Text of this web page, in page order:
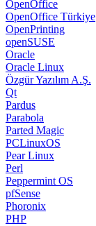
OpenOffice
OpenOffice Türkiye
OpenPrinting
openSUSE
Oracle
Oracle Linux
Özgür Yazılım A.Ş.
Qt
Pardus
Parabola
Parted Magic
PCLinuxOS
Pear Linux
Perl
Peppermint OS
pfSense
Phoronix
PHP